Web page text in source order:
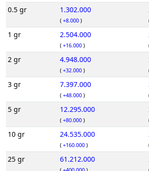
0.5 gr
1.302.000
( +8.000 )
1 gr 2.504.000
( +16.000 )
2 gr 4.948.000
( +32.000 )
3 gr 7.397.000
( +48.000 )
5 gr 12.295.000
( +80.000 )
10 gr 24.535.000
( +160.000 )
25 gr 61.212.000